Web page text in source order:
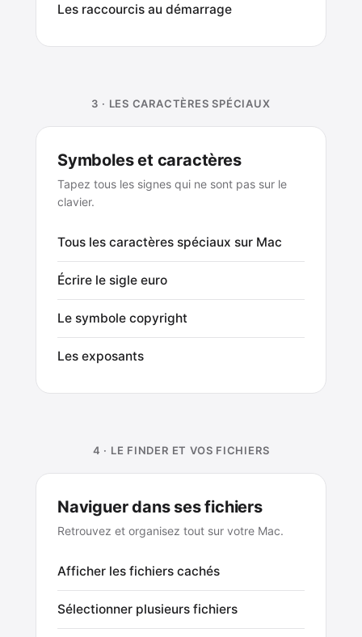
Les raccourcis au démarrage
3 · LES CARACTÈRES SPÉCIAUX
Symboles et caractères
Tapez tous les signes qui ne sont pas sur le
clavier.
Tous les caractères spéciaux sur Mac
Écrire le sigle euro
Le symbole copyright
Les exposants
4 · LE FINDER ET VOS FICHIERS
Naviguer dans ses fichiers
Retrouvez et organisez tout sur votre Mac.
Afficher les fichiers cachés
Sélectionner plusieurs fichiers